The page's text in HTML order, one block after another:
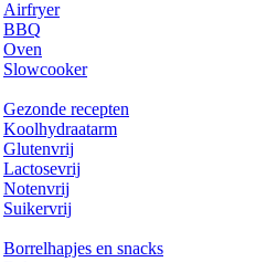
Airfryer
BBQ
Oven
Slowcooker
Gezonde recepten
Koolhydraatarm
Glutenvrij
Lactosevrij
Notenvrij
Suikervrij
Borrelhapjes en snacks